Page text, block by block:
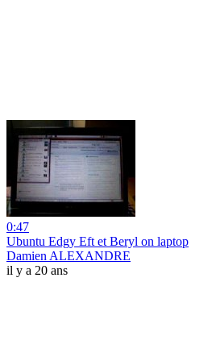
0:47
Ubuntu Edgy Eft et Beryl on laptop
Damien ALEXANDRE
il y a 20 ans